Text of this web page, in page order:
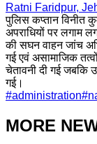
Ratni Faridpur,
पुलिस कप्तान विनीत
अपराधियों पर लगाम
की सघन वाहन जांच
गई एवं असामाजिक
चेतावनी दी गई जबकि
गई।
#administration#
MORE